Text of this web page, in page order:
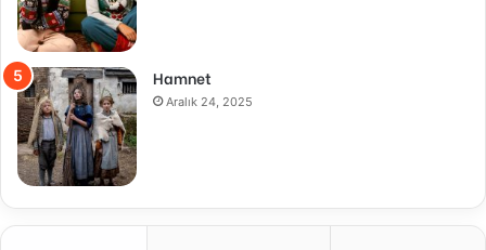
Hamnet
Aralık 24, 2025